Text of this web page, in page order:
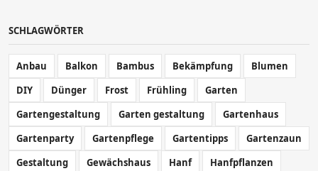
SCHLAGWÖRTER
Anbau Balkon Bambus Bekämpfung
Blumen
DIY
Dünger Frost Frühling
Garten
Gartengestaltung
Garten gestaltung
Gartenhaus
Gartenparty
Gartenpflege Gartentipps
Gartenzaun
Gestaltung
Gewächshaus Hanf
Hanfpflanzen